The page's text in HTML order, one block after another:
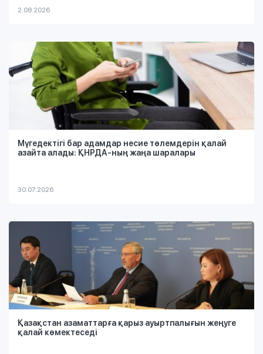
2.08.2026
Мүгедектігі бар адамдар несие төлемдерін қалай
азайта алады: ҚНРДА-ның жаңа шаралары
30.07.2026
Қазақстан азаматтарға қарыз ауыртпалығын жеңуге
қалай көмектеседі